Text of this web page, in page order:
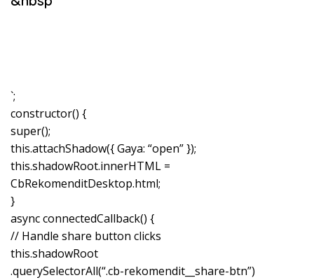
`;
constructor() {
super();
this.attachShadow({ Gaya: “open” });
this.shadowRoot.innerHTML =
CbRekomenditDesktop.html;
}
async connectedCallback() {
// Handle share button clicks
this.shadowRoot
.querySelectorAll(“.cb-rekomendit__share-btn”)